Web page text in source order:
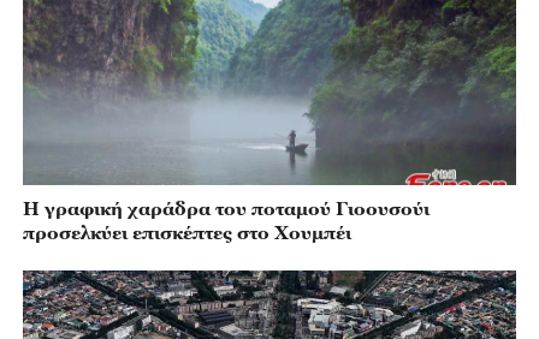
Η γραφική χαράδρα του ποταμού Γιοουσούι
προσελκύει επισκέπτες στο Χουμπέι